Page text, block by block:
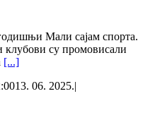
Мали сајам спорта.
клубови су промовисали
[...]
13. 06. 2025.|